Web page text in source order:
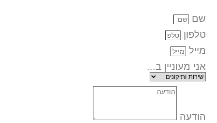
שם
טלפון
מייל
אני מעוניין ב...
הודעה